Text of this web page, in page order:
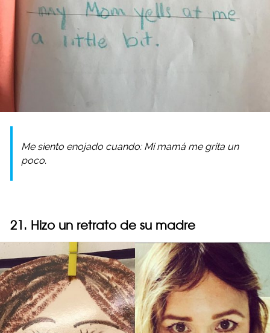
Me siento enojado cuando: Mi mamá me grita un
poco.
21. Hizo un retrato de su madre